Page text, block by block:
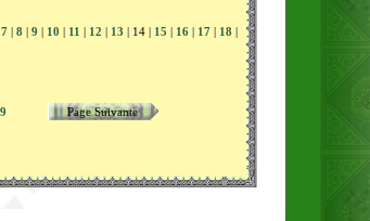
7| 8| 9 10 11 12 13 | 14 | 15 16| 17| 18|
Page Suivante